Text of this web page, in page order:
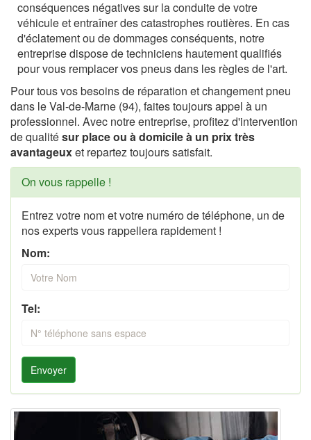
conséquences négatives sur la conduite de votre
véhicule et entraîner des catastrophes routières. En cas
d'éclatement ou de dommages conséquents, notre
entreprise dispose de techniciens hautement qualifiés
pour vous remplacer vos pneus dans les règles de l'art.
Pour tous vos besoins de réparation et changement pneu
dans le Val-de-Marne (94), faites toujours appel à un
professionnel. Avec notre entreprise, profitez d'intervention
de qualitésur place ou à domicile à un prix très
avantageuxet repartez toujours satisfait.
On vous rappelle !
Entrez votre nom et votre numéro de téléphone, un de
nos experts vous rappellera rapidement !
Nom:
Tel:
Envoyer